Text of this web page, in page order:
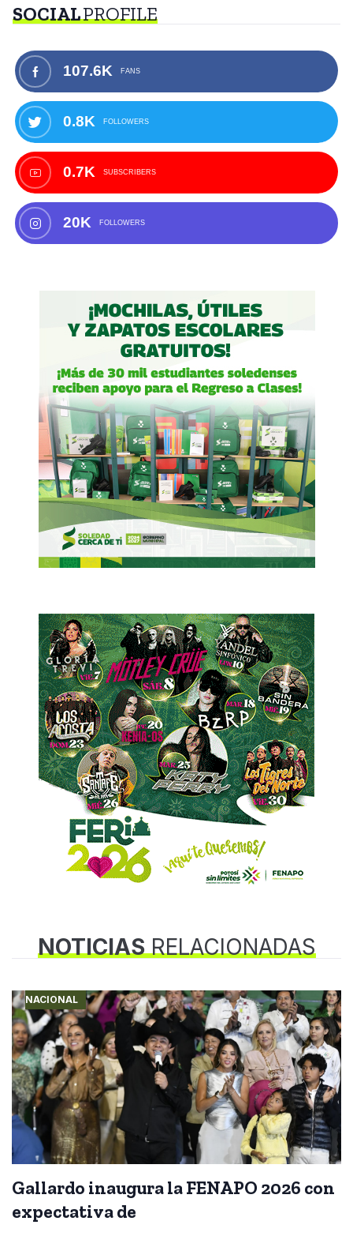
SOCIALPROFILE
107.6K FANS
0.8K FOLLOWERS
0.7K SUBSCRIBERS
20K FOLLOWERS
NOTICIASRELACIONADAS
NACIONAL
Gallardo inaugura la FENAPO 2026 con
expectativa de